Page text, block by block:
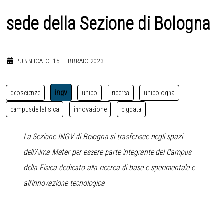
sede della Sezione di Bologna
PUBBLICATO: 15 FEBBRAIO 2023
geoscienze ingv unibo ricerca unibologna
campusdellafisica innovazione bigdata
La Sezione INGV di Bologna si trasferisce negli spazi
dell’Alma Mater per essere parte integrante del Campus
della Fisica dedicato alla ricerca di base e sperimentale e
all’innovazione tecnologica